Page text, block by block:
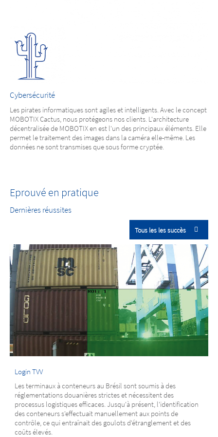
Cybersécurité
Les pirates informatiques sont agiles et intelligents. Avec le concept
MOBOTIX Cactus, nous protégeons nos clients. L'architecture
décentralisée de MOBOTIX en est l'un des principaux éléments. Elle
permet le traitement des images dans la caméra elle-même. Les
données ne sont transmises que sous forme cryptée.
Eprouvé en pratique
Dernières réussites
Tous les les succès
Login TVV
Les terminaux à conteneurs au Brésil sont soumis à des
réglementations douanières strictes et nécessitent des
processus logistiques efficaces. Jusqu'à présent, l'identification
des conteneurs s'effectuait manuellement aux points de
contrôle, ce qui entraînait des goulots d'étranglement et des
coûts élevés.